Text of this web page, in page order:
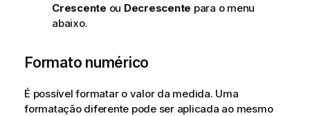
Crescente ou Decrescente para o menu
abaixo.
Formato numérico
É possível formatar o valor da medida. Uma
formatação diferente pode ser aplicada ao mesmo